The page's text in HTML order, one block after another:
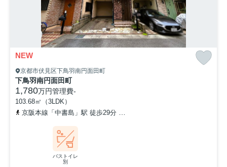
NEW
京都市伏見区下鳥羽南円面田町
下鳥羽南円面田町
1,780万円管理費-
103.68㎡（3LDK）
京阪本線「中書島」駅 徒歩29分
バストイレ
別